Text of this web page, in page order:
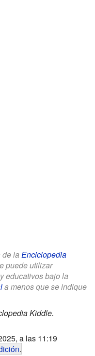
de la Enciclopedia
puede utilizar
educativos bajo la
a menos que se indique
Kiddle.
a las 11:19
.